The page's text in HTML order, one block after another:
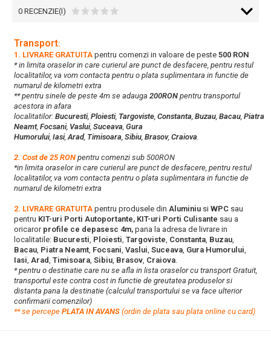
0 RECENZIE(I)
Transport:
1. LIVRARE GRATUITA pentru comenzi in valoare de peste 500 RON
* in limita oraselor in care curierul are punct de desfacere, pentru restul
localitatilor, va vom contacta pentru o plata suplimentara in functie de
numarul de kilometri extra
** pentru sinele de peste 4m se adauga 200RON pentru transportul
acestora in afara
localitatilor: Bucuresti, Ploiesti, Targoviste, Constanta, Buzau, Bacau, Piatra
Neamt, Focsani, Vaslui, Suceava, Gura
Humorului, Iasi,Arad, Timisoara, Sibiu, Brasov, Craiova.
2. Cost de 25 RON pentru comenzi sub 500RON
*in limita oraselor in care curierul are punct de desfacere, pentru restul
localitatilor, va vom contacta pentru o plata suplimentara in functie de
numarul de kilometri extra
2. LIVRARE GRATUITA pentru produsele din Aluminiu si WPC sau
pentru KIT-uri Porti Autoportante, KIT-uri Porti Culisante sau a
oricarorprofile ce depasesc 4m, pana la adresa de livrare in
localitatile: Bucuresti, Ploiesti, Targoviste, Constanta, Buzau,
Bacau, Piatra Neamt, Focsani, Vaslui, Suceava, Gura Humorului,
Iasi, Arad, Timisoara, Sibiu, Brasov, Craiova.
* pentru o destinatie care nu se afla in lista oraselor cu transport Gratuit,
transportul este contra cost in functie de greutatea produselor si
distanta pana la destinatie (calculul transportului se va face ulterior
confirmarii comenzilor)
**se percepe PLATA IN AVANS (ordin de plata sau plata online cu card)